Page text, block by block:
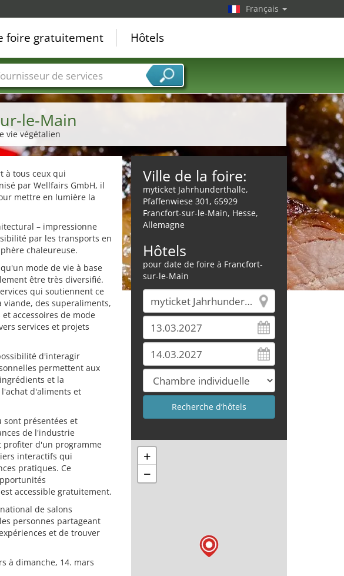
le-Main
vie végétalien
à tous ceux qui
par Wellfairs GmbH, il
mettre en lumière la
– impressionne
par les transports en
chaleureuse.
mode de vie à base
être très diversifié.
qui soutiennent ce
des superaliments,
accessoires de mode
services et projets
d'interagir
permettent aux
et la
d'aliments et
sont présentées et
de l'industrie
profiter d'un programme
interactifs qui
pratiques. Ce
accessible gratuitement.
de salons
personnes partageant
et de trouver
à dimanche, 14. mars
Ville de la foire:
myticket Jahrhunderthalle,
Pfaffenwiese 301, 65929
Francfort-sur-le-Main, Hesse,
Allemagne
Hôtels
pour date de foire à Francfort-
sur-le-Main
+
−
Français
foire gratuitement Hôtels
fournisseur de services